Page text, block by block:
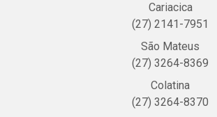
Cariacica
(27) 2141-7951
São Mateus
(27) 3264-8369
Colatina
(27) 3264-8370